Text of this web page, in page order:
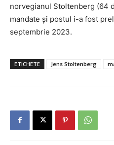
norvegianul Stoltenberg (64
mandate şi postul i-a fost
septembrie 2023.
ETICHETE Jens Stoltenberg